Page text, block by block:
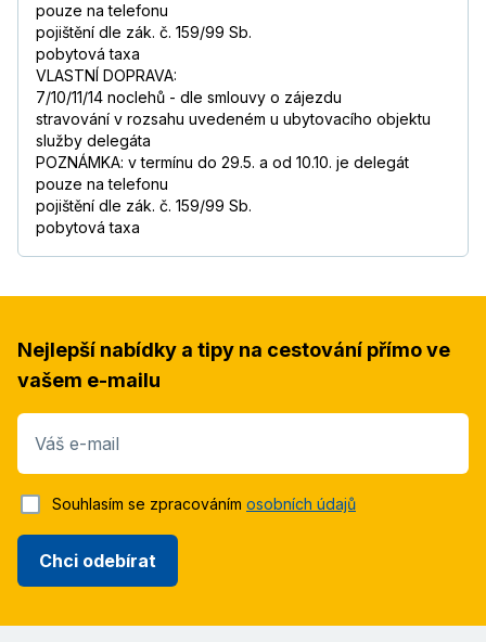
pouze na telefonu
pojištění dle zák. č. 159/99 Sb.
pobytová taxa
VLASTNÍ DOPRAVA:
7/10/11/14 noclehů - dle smlouvy o zájezdu
stravování v rozsahu uvedeném u ubytovacího objektu
služby delegáta
POZNÁMKA: v termínu do 29.5. a od 10.10. je delegát
pouze na telefonu
pojištění dle zák. č. 159/99 Sb.
pobytová taxa
Nejlepší nabídky a tipy na cestování přímo ve
vašem e-mailu
Váš e-mail
Chci odebírat
Souhlasím se zpracováním osobních údajů